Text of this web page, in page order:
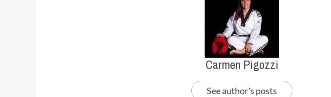
Carmen Pigozzi
See author's posts